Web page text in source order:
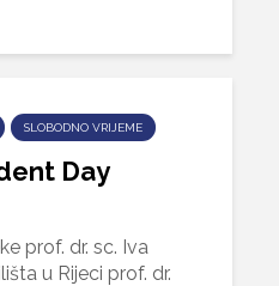
SLOBODNO VRIJEME
Day
prof. dr. sc. Iva
u Rijeci prof. dr.